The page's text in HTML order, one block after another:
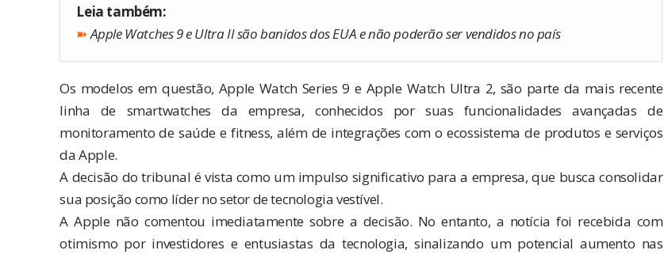
Leia também:
➽Apple Watches 9 e Ultra II são banidos dos EUA e não poderão ser vendidos no país
Os modelos em questão, Apple Watch Series 9 e Apple Watch Ultra 2, são parte da mais recente
linha de smartwatches da empresa, conhecidos por suas funcionalidades avançadas de
monitoramento de saúde e fitness, além de integrações com o ecossistema de produtos e serviços
da Apple.
A decisão do tribunal é vista como um impulso significativo para a empresa, que busca consolidar
sua posição como líder no setor de tecnologia vestível.
A Apple não comentou imediatamente sobre a decisão. No entanto, a notícia foi recebida com
otimismo por investidores e entusiastas da tecnologia, sinalizando um potencial aumento nas